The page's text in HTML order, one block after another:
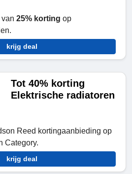
25% korting op
krijg deal
Tot 40% korting
Elektrische radiatoren
Reed kortingaanbieding op
Category.
krijg deal